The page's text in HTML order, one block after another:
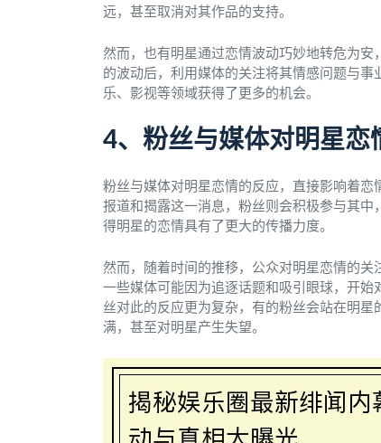
远，甚至取消对其作品的支持。
然而，也有明星通过恋情波动巧妙地转危为
的波动后，利用媒体的关注将其情感问题与
乐、影视等领域获得了更多的机会。
4、粉丝与媒体对明星恋
粉丝与媒体对明星恋情的反应，直接影响着
报道和揭露这一消息，粉丝则会积极参与其
得明星的恋情具有了更大的传播力度。
然而，随着时间的推移，公众对明星恋情的关
一些媒体可能因为追逐话题和吸引眼球，开
丝对此的反应更为复杂，有的粉丝会站在明
满，甚至对明星产生失望。